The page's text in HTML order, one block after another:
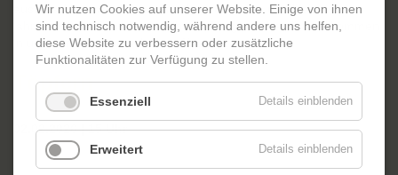
austauschen, neue Menschen kennenlernen und kleine
jahreszeitliche Basteleien selbst anfertigen – herzlich willkommen
in unserem Nachbarschaftscafé!
Töpfern
02.02.2026 (15:00:00)
02.02.2026 | 15 Uhr
Wir nutzen Cookies auf unserer Website. Einige von ihnen
sind technisch notwendig, während andere uns helfen,
diese Website zu verbessern oder zusätzliche
Funktionalitäten zur Verfügung zu stellen.
Essenziell Details einblenden
Erweitert Details einblenden